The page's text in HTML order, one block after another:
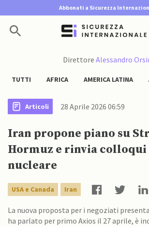
Abbonati a Sicurezza
Direttore Alessandro
TUTTI AFRICA AMERICA LATINA
Articoli 28 Aprile 2026 06:59
Iran propone piano su
Hormuz e rinvia colloqui
nucleare
USA e Canada Iran
La nuova proposta per i negoziati
ha parlato per primo Axios il 27 aprile, è